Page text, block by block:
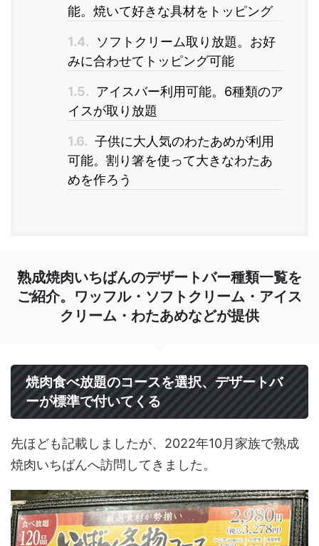
能。焼いて好きな具材をトッピング
1.4.
ソフトクリーム取り放題。お好
みに合わせてトッピング可能
1.5. アイスバー利用可能。6種類のア
イスが取り放題
1.6. 子供に大人気のわたあめが利用
可能。割り箸を使って大きなわたあ
めを作ろう
熟成焼肉いちばんのデザートバー種類一覧を
ご紹介。ワッフル・ソフトクリーム・アイス
クリーム・わたあめなどが提供
焼肉食べ放題のコースを選択、デザートバ
ーが標準で付いてくる
先ほども記載しましたが、2022年10月家族で熟成
焼肉いちばんへ訪問してきました。